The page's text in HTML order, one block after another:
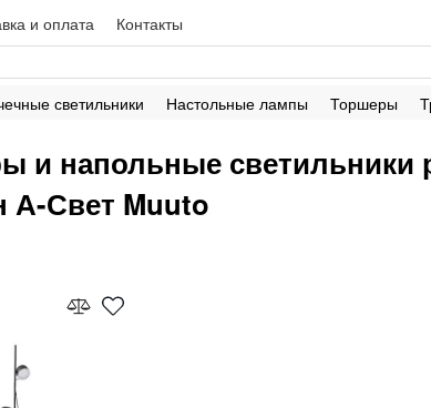
и оплата Контакты
светильники Настольные лампы Торшеры
и напольные светильники
А-Свет Muuto